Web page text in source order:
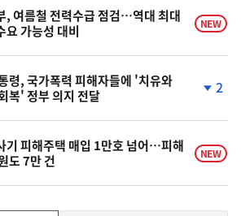
락
, 여름철 전력수급 점검…역대 최대
요 가능성 대비
NEW
령, 국가폭력 피해자들에 '치유와
복' 정부 의지 전달
락
2
기 피해주택 매입 1만호 넘어…피해
도 7만 건
NEW